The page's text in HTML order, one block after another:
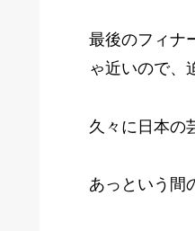
最後のフィナ
ゃ近いので、
久々に日本の
あっという間